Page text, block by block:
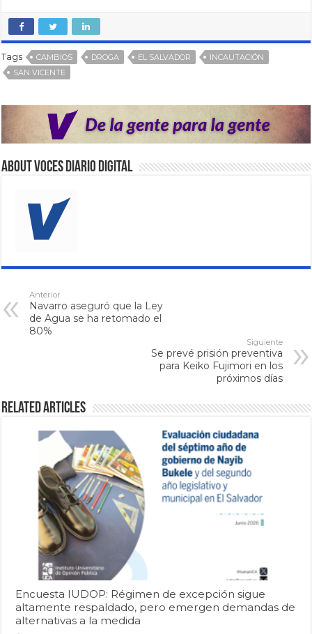
Tags CAMBIOS DROGA EL SALVADOR
INCAUTACIÓN
SAN VICENTE
About VOCES Diario digital
Anterior
Navarro aseguró que la Ley
de Agua se ha retomado el
80%
Siguiente
Se prevé prisión preventiva
para Keiko Fujimori en los
próximos días
Related Articles
Encuesta IUDOP: Régimen de excepción sigue
altamente respaldado, pero emergen demandas de
alternativas a la medida